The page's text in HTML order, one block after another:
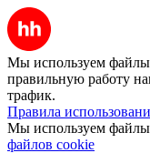
Мы используем файлы
правильную работу
трафик.
Правила
Мы используем файлы
файлов cookie